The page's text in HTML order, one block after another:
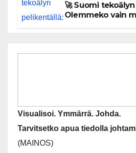
🚀 Suomi
Olemmeko vain
Visualisoi. Ymmärrä. Johda.
Tarvitsetko apua tiedolla
(MAINOS)